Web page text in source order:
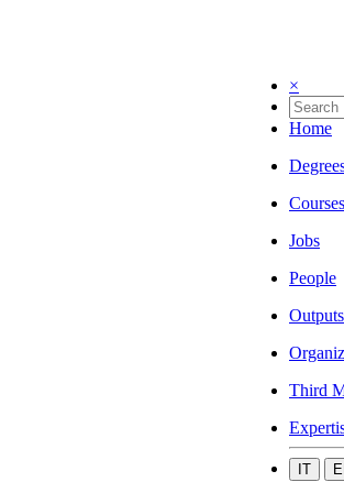
×
Home
Courses
Jobs
People
Outputs
Third
IT